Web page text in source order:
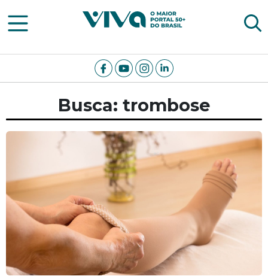
Viva Notícias
Busca: trombose